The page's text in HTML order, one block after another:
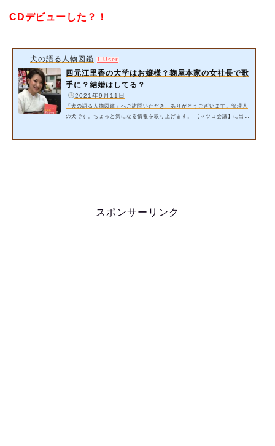
CDデビューした？！
犬の語る人物図鑑 1 User
四元江里香の大学はお嬢様？麹屋本家の女社長で歌
手に？結婚はしてる？
2021年9月11日
「犬の語る人物図鑑」へご訪問いただき、ありがとうございます。管理人
の犬です。ちょっと気になる情報を取り上げます。 【マツコ会議】に出演
スポンサーリンク